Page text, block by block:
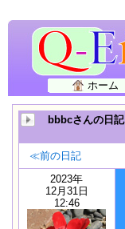
ホーム
bbbcさんの日記
≪前の日記
2023年
12月31日
12:46